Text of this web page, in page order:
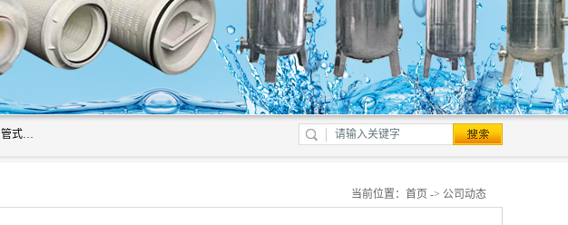
广州滤源过滤器材有限公司主营经营产品有：PTFE烧结滤芯、PE滤芯，烧结滤芯，PE烧结滤芯，PA烧结滤芯，管式膜支撑管，真空上料机滤芯，粉末烧结滤芯，止溢滤芯，吸头滤芯，湿化瓶滤芯、不锈钢烧结滤芯等。公司现拥有一批精干的管理人员和一支高素质的技术队伍，舒适优雅的办公环境和拥有全新现代化标准厂房。
当前位置： 首页 -> 公司动态